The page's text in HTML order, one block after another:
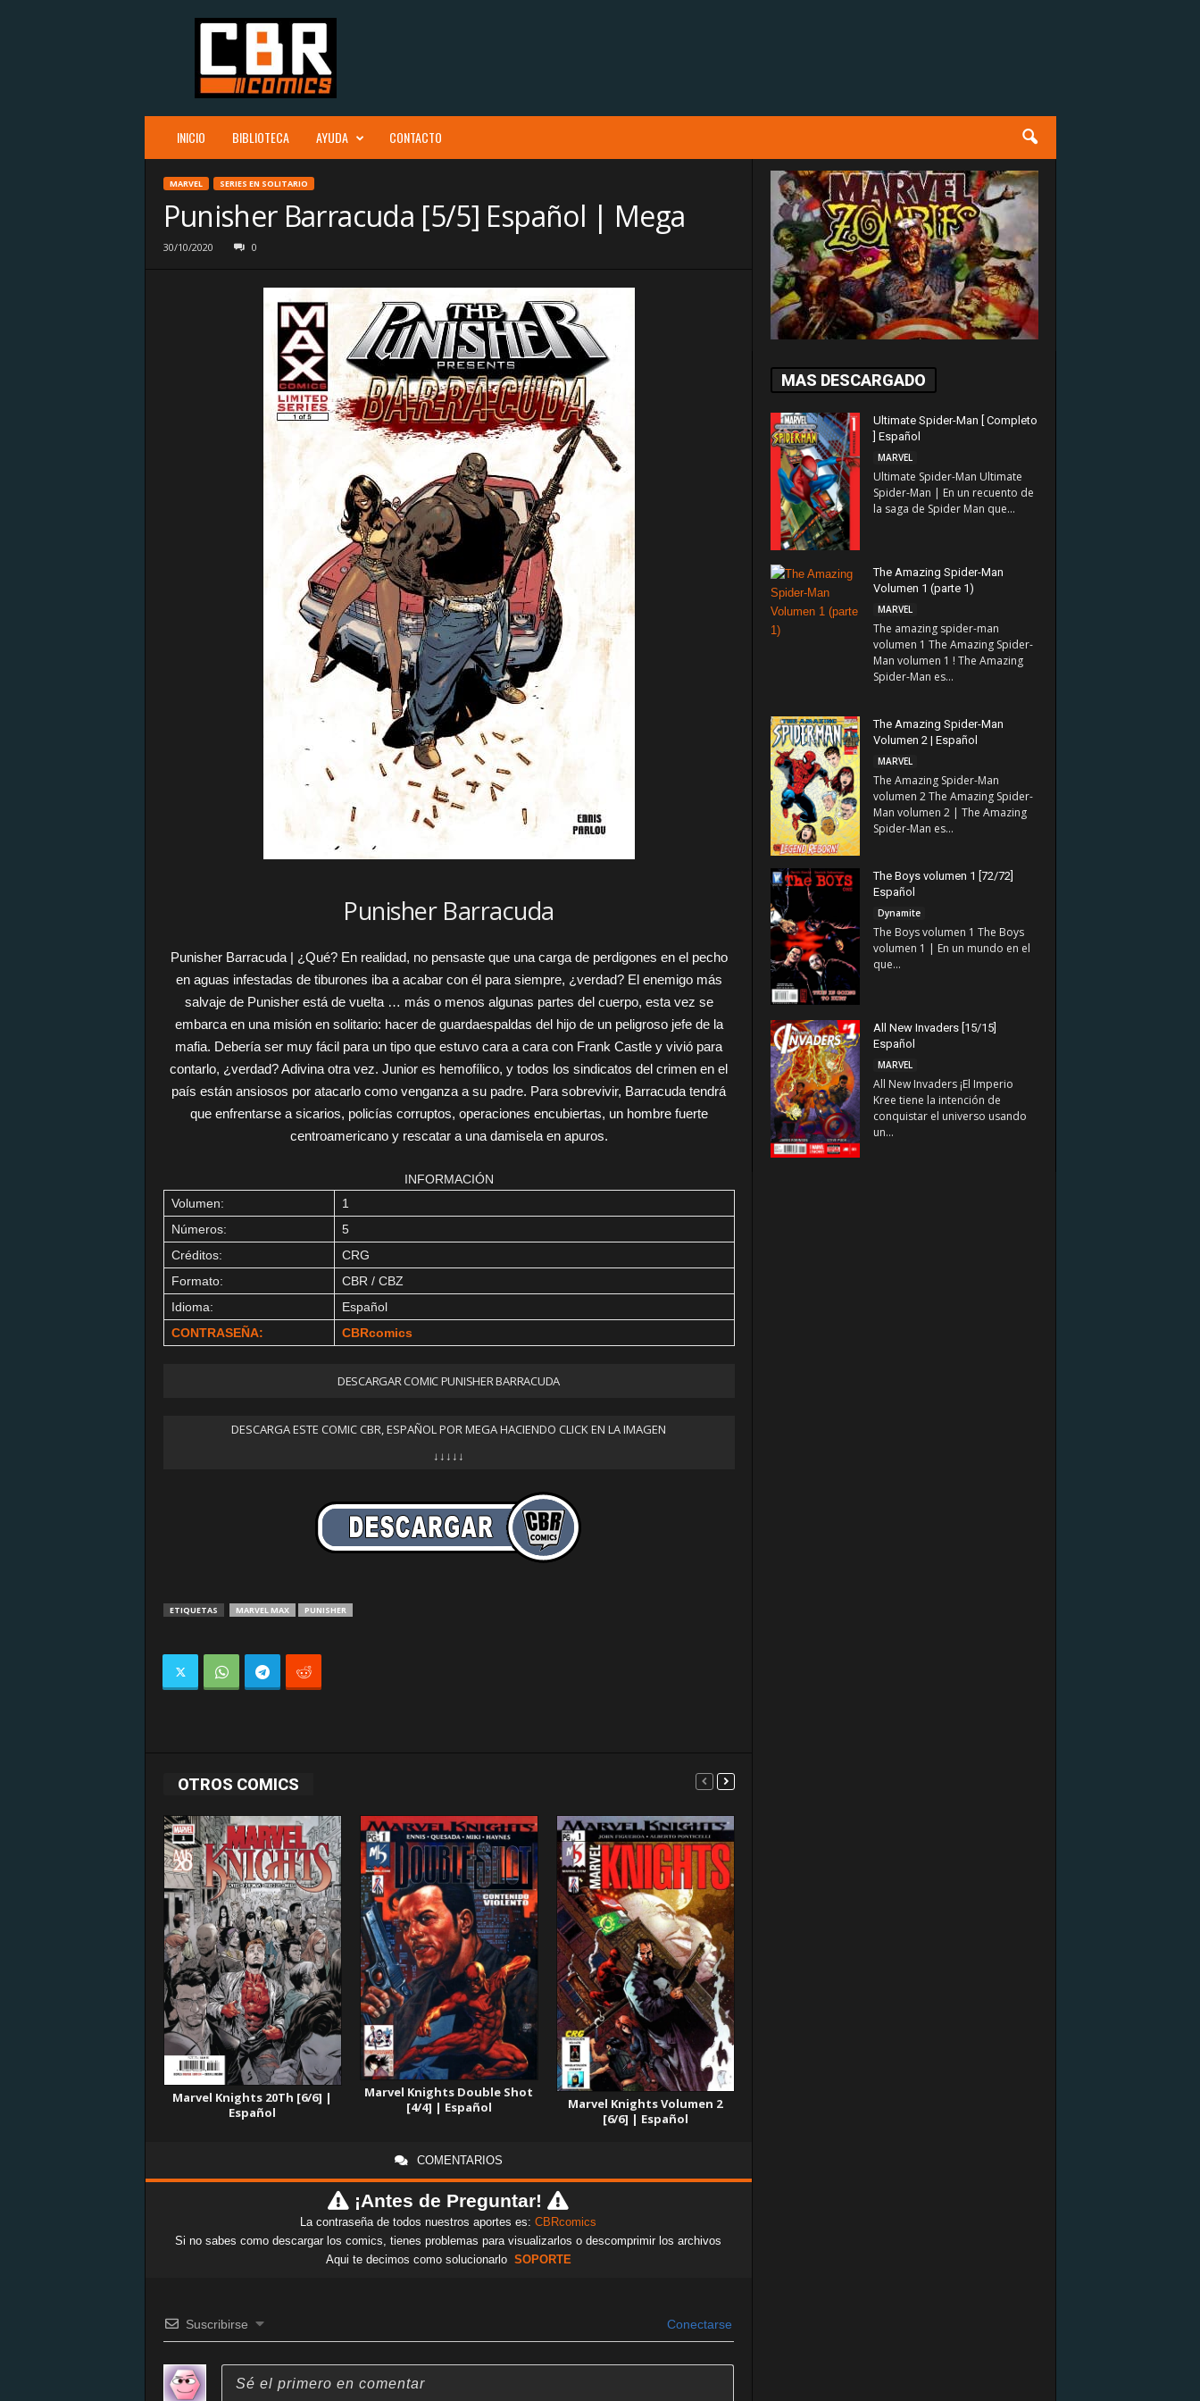
INICIO BIBLIOTECA AYUDA CONTACTO
MARVEL SERIES EN SOLITARIO
Punisher Barracuda [5/5] Español | Mega
30/10/2020 0
Punisher Barracuda
Punisher Barracuda | ¿Qué? En realidad, no pensaste que una carga de perdigones en el pecho
en aguas infestadas de tiburones iba a acabar con él para siempre, ¿verdad? El enemigo más
salvaje de Punisher está de vuelta … más o menos algunas partes del cuerpo, esta vez se
embarca en una misión en solitario: hacer de guardaespaldas del hijo de un peligroso jefe de la
mafia. Debería ser muy fácil para un tipo que estuvo cara a cara con Frank Castle y vivió para
contarlo, ¿verdad? Adivina otra vez. Junior es hemofílico, y todos los sindicatos del crimen en el
país están ansiosos por atacarlo como venganza a su padre. Para sobrevivir, Barracuda tendrá
que enfrentarse a sicarios, policías corruptos, operaciones encubiertas, un hombre fuerte
centroamericano y rescatar a una damisela en apuros.
INFORMACIÓN
Volumen:
1
Números:
5
Créditos:
CRG
Formato:
CBR / CBZ
Idioma:
Español
CONTRASEÑA:
CBRcomics
DESCARGAR COMIC PUNISHER BARRACUDA
DESCARGA ESTE COMIC CBR, ESPAÑOL POR MEGA HACIENDO CLICK EN LA IMAGEN
↓↓↓↓↓
ETIQUETAS MARVEL MAX PUNISHER
OTROS COMICS
Marvel Knights 20Th [6/6] |
Español
Marvel Knights Double Shot
[4/4] | Español
Marvel Knights Volumen 2
[6/6] | Español
COMENTARIOS
¡Antes de Preguntar!
La contraseña de todos nuestros aportes es: CBRcomics
Si no sabes como descargar los comics, tienes problemas para visualizarlos o descomprimir los archivos
Aqui te decimos como solucionarlo SOPORTE
Suscribirse Conectarse
MAS DESCARGADO
Ultimate Spider-Man [ Completo
] Español
MARVEL
Ultimate Spider-Man Ultimate
Spider-Man | En un recuento de
la saga de Spider Man que...
The Amazing Spider-Man
Volumen 1 (parte 1)
MARVEL
The amazing spider-man
volumen 1 The Amazing Spider-
Man volumen 1 ! The Amazing
Spider-Man es...
The Amazing Spider-Man
Volumen 2 | Español
MARVEL
The Amazing Spider-Man
volumen 2 The Amazing Spider-
Man volumen 2 | The Amazing
Spider-Man es...
The Boys volumen 1 [72/72]
Español
Dynamite
The Boys volumen 1 The Boys
volumen 1 | En un mundo en el
que...
All New Invaders [15/15]
Español
MARVEL
All New Invaders ¡El Imperio
Kree tiene la intención de
conquistar el universo usando
un...